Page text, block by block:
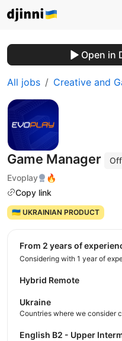
Open in
All jobs Creative and
Game Manager
Evoplay
🔥
Copy link
🇺🇦 UKRAINIAN PRODUCT
from 2 years of
Considering with 1 year of
Hybrid Remote
Ukraine
Countries where we consider
English B2 - Upper